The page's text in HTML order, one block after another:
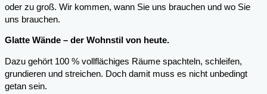
oder zu groß. Wir kommen, wann Sie uns brauchen und wo Sie
uns brauchen.
Glatte Wände – der Wohnstil von heute.
Dazu gehört 100 % vollflächiges Räume spachteln, schleifen,
grundieren und streichen. Doch damit muss es nicht unbedingt
getan sein.